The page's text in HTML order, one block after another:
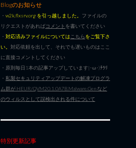
Blogのお知らせ
・ w2k.flxsrv.org を引っ越しました。 ファイルの
リクエストがあればコメント を書いてください
・ 対応済みファイルについては こちらをご覧下さ
い。 対応依頼を出して、それでも遅いものはここ
に直接コメントしてください
・原則毎日1本の記事アップしています|･ω･)ﾁﾗﾘ
・ 私製セキュリティアップデートの解凍プログラ
ム群が HEUR/QVM20.1.0A7B.Malware.Gen など
のウィルスとして誤検出される件について
特別更新記事